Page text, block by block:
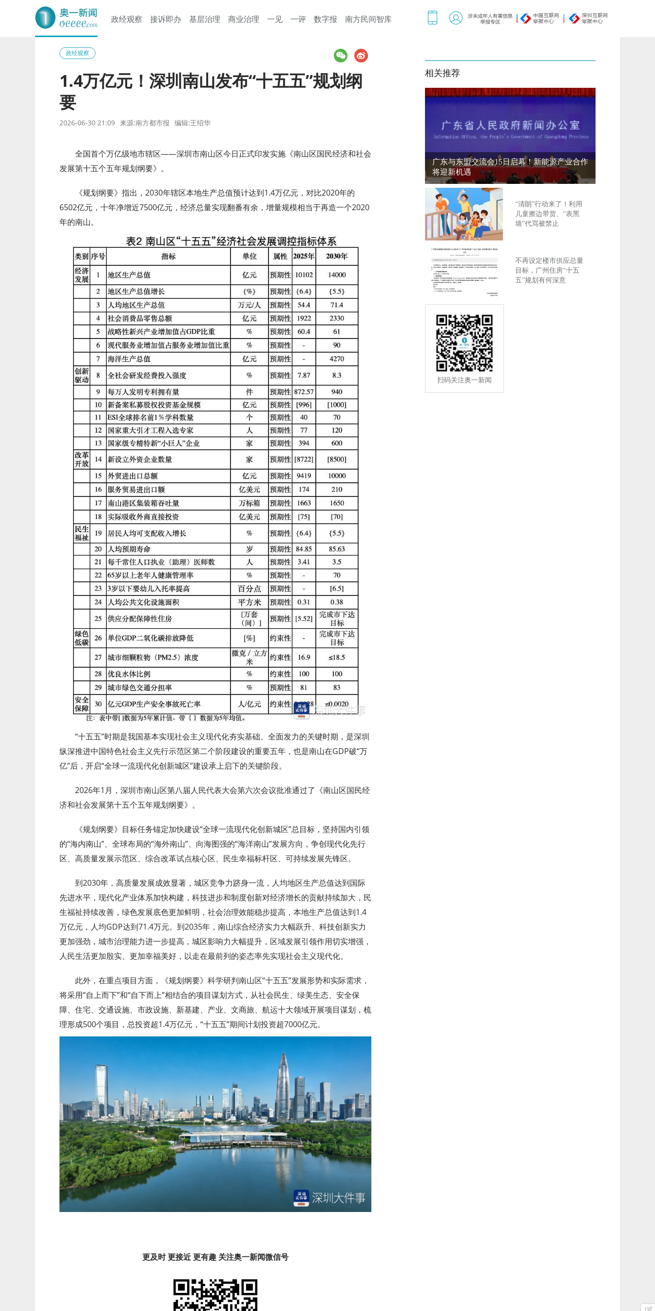
奥一网
政经观察 接诉即办 基层治理 商业治理 一见 一评 数字报 南方民间智库
政经观察
1.4万亿元！深圳南山发布“十五五”规划纲
要
2026-06-30 21:09 来源:南方都市报 编辑:王绍华
全国首个万亿级地市辖区——深圳市南山区今日正式印发实施《南山区国民经济和社会
发展第十五个五年规划纲要》。
《规划纲要》指出，2030年辖区本地生产总值预计达到1.4万亿元，对比2020年的
6502亿元，十年净增近7500亿元，经济总量实现翻番有余，增量规模相当于再造一个2020
年的南山。
“十五五”时期是我国基本实现社会主义现代化夯实基础、全面发力的关键时期，是深圳
纵深推进中国特色社会主义先行示范区第二个阶段建设的重要五年，也是南山在GDP破“万
亿”后，开启“全球一流现代化创新城区”建设承上启下的关键阶段。
2026年1月，深圳市南山区第八届人民代表大会第六次会议批准通过了《南山区国民经
济和社会发展第十五个五年规划纲要》。
《规划纲要》目标任务锚定加快建设“全球一流现代化创新城区”总目标，坚持国内引领
的“海内南山”、全球布局的“海外南山”、向海图强的“海洋南山”发展方向，争创现代化先行
区、高质量发展示范区、综合改革试点核心区、民生幸福标杆区、可持续发展先锋区。
到2030年，高质量发展成效显著，城区竞争力跻身一流，人均地区生产总值达到国际
先进水平，现代化产业体系加快构建，科技进步和制度创新对经济增长的贡献持续加大，民
生福祉持续改善，绿色发展底色更加鲜明，社会治理效能稳步提高，本地生产总值达到1.4
万亿元，人均GDP达到71.4万元。到2035年，南山综合经济实力大幅跃升、科技创新实力
更加强劲，城市治理能力进一步提高，城区影响力大幅提升，区域发展引领作用切实增强，
人民生活更加殷实、更加幸福美好，以走在最前列的姿态率先实现社会主义现代化。
此外，在重点项目方面，《规划纲要》科学研判南山区“十五五”发展形势和实际需求，
将采用“自上而下”和“自下而上”相结合的项目谋划方式，从社会民生、绿美生态、安全保
障、住宅、交通设施、市政设施、新基建、产业、文商旅、航运十大领域开展项目谋划，梳
理形成500个项目，总投资超1.4万亿元，“十五五”期间计划投资超7000亿元。
更及时 更接近 更有趣 关注奥一新闻微信号
相关推荐
广东与东盟交流会15日启幕！新能源产业合作
将迎新机遇
“清朗”行动来了！利用
儿童擦边带货、“表黑
墙”代骂被禁止
不再设定楼市供应总量
目标，广州住房“十五
五”规划有何深意
扫码关注奥一新闻